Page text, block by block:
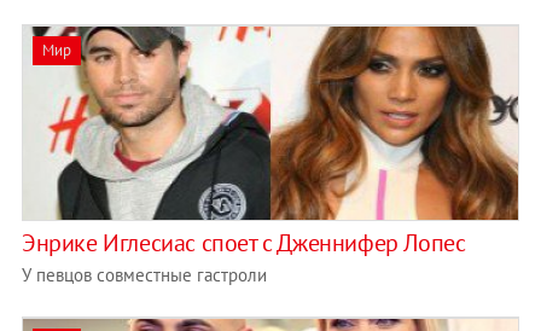
Мир
Энрике Иглесиас споет с Дженнифер Лопес
У певцов совместные гастроли